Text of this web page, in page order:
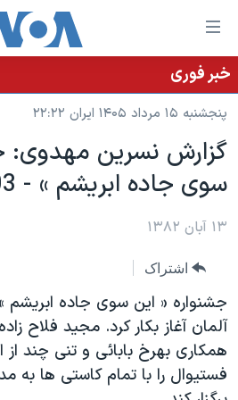
لینکهای
قابل
دسترسی
جهش
محتوای
اصلی
جهش
به
اصلی
جهش
به
جستجو
خانه
نسخه سبک وب‌سایت
موضوع ها
ایران
آمریکا
گزیده‌ها
ویژه برنامه‌ها
ویدیوها
برنامه های تلویزیونی
جدول برنامه ها
صفحه‌های ویژه
عملیات خشم حماسی
۲۵۰سالگی آمریکا
بایگانی برنامه‌های تلویزیونی
پخش رادیویی
یادگیری زبان انگلیسی
خبر فوری
پنجشنبه ۱۵ مرداد ۱۴۰۵ ایران ۲۲:۲۲
گزارش نسرين مهدوی:
سوی جاده ابريشم » - 2003-11-04
۱۳ آبان ۱۳۸۲
اشتراک
آلمان آغاز بکار کرد. مجيد فلاح
همکاری بهرخ بابائی و تنی چند از